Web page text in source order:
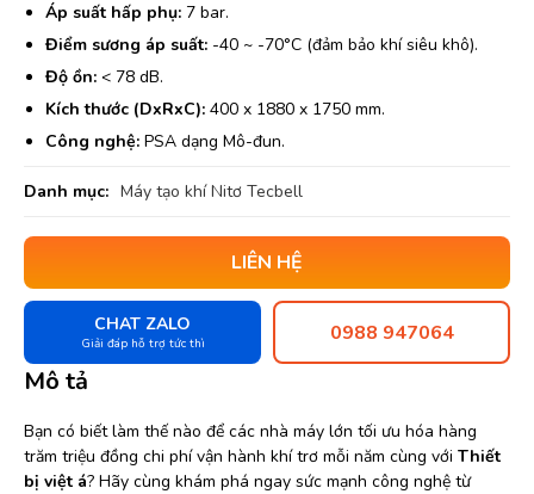
Áp suất hấp phụ: 7 bar.
Điểm sương áp suất: -40 ~ -70°C (đảm bảo khí siêu khô).
Độ ồn: < 78 dB.
Kích thước (DxRxC): 400 x 1880 x 1750 mm.
Công nghệ: PSA dạng Mô-đun.
Danh mục: Máy tạo khí Nitơ Tecbell
LIÊN HỆ
CHAT ZALO
Giải đáp hỗ trợ tức thì 0988 947064
Mô tả
Bạn có biết làm thế nào để các nhà máy lớn tối ưu hóa hàng
trăm triệu đồng chi phí vận hành khí trơ mỗi năm cùng với Thiết
bị việt á? Hãy cùng khám phá ngay sức mạnh công nghệ từ